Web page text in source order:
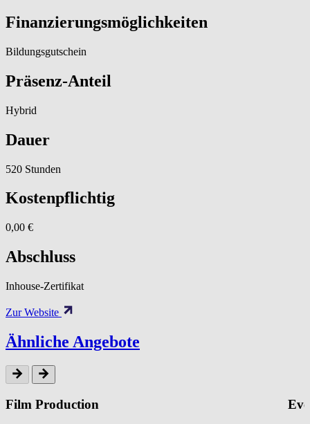
Finanzierungsmöglichkeiten
Bildungsgutschein
Präsenz-Anteil
Hybrid
Dauer
520 Stunden
Kostenpflichtig
0,00 €
Abschluss
Inhouse-Zertifikat
Zur Website
Ähnliche Angebote
Film Production